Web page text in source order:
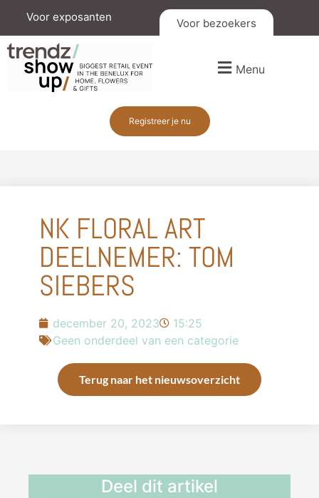
Voor exposanten Voor bezoekers
Menu
Registreer je nu
NK FLORAL ART
DEELNEMER: TOM
SIEBERS
december 20, 2023
15:25
Geen onderdeel van een categorie
Terug naar het nieuwsoverzicht
Deel dit artikel